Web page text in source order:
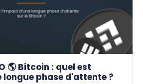
🌎 Bitcoin : quel est
phase d'attente ?